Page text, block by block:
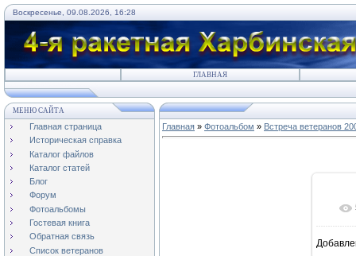
Воскресенье, 09.08.2026, 16:28
ГЛАВНАЯ
МЕНЮ САЙТА
Главная страница
Историческая справка
Каталог файлов
Каталог статей
Блог
Форум
Фотоальбомы
Гостевая книга
Обратная связь
Список ветеранов
Главная » Фотоальбом » Встреча ветеранов